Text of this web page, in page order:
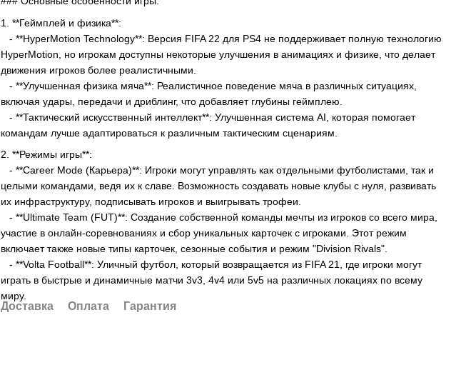
1. **Геймплей и физика**:
- **HyperMotion Technology**: Версия FIFA 22 для PS4 не поддерживает полную технологию
HyperMotion, но игрокам доступны некоторые улучшения в анимациях и физике, что делает
движения игроков более реалистичными.
- **Улучшенная физика мяча**: Реалистичное поведение мяча в различных ситуациях,
включая удары, передачи и дриблинг, что добавляет глубины геймплею.
- **Тактический искусственный интеллект**: Улучшенная система AI, которая помогает
командам лучше адаптироваться к различным тактическим сценариям.
2. **Режимы игры**:
- **Career Mode (Карьера)**: Игроки могут управлять как отдельными футболистами, так и
целыми командами, ведя их к славе. Возможность создавать новые клубы с нуля, развивать
их инфраструктуру, подписывать игроков и выигрывать трофеи.
- **Ultimate Team (FUT)**: Создание собственной команды мечты из игроков со всего мира,
участие в онлайн-соревнованиях и сбор уникальных карточек с игроками. Этот режим
включает также новые типы карточек, сезонные события и режим "Division Rivals".
- **Volta Football**: Уличный футбол, который возвращается из FIFA 21, где игроки могут
играть в быстрые и динамичные матчи 3v3, 4v4 или 5v5 на различных локациях по всему
миру.
Доставка Оплата Гарантия